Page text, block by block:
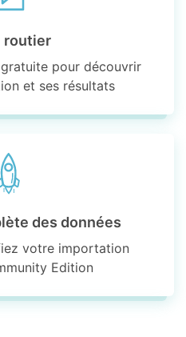
routier
pour découvrir
et ses résultats
des données
votre importation
Edition